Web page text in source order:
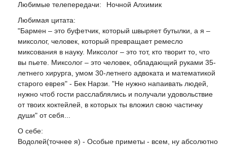
Любимые телепередачи:
Ночной Алхимик
Любимая цитата:
"Бармен – это буфетчик, который швыряет бутылки, а я –
миксолог, человек, который превращает ремесло
миксования в науку. Миксолог – это тот, кто творит то, что
вы пьете. Миксолог – это человек, обладающий руками 35-
летнего хирурга, умом 30-летнего адвоката и математикой
старого еврея" - Бек Нарзи. "Не нужно напаивать людей,
нужно чтоб гости расслаблялись и получали удовольствие
от твоих коктейлей, в которых ты вложил свою частичку
души" от себя...
О себе:
Водолей(точнее я) - Особые приметы - всем, ну абсолютно